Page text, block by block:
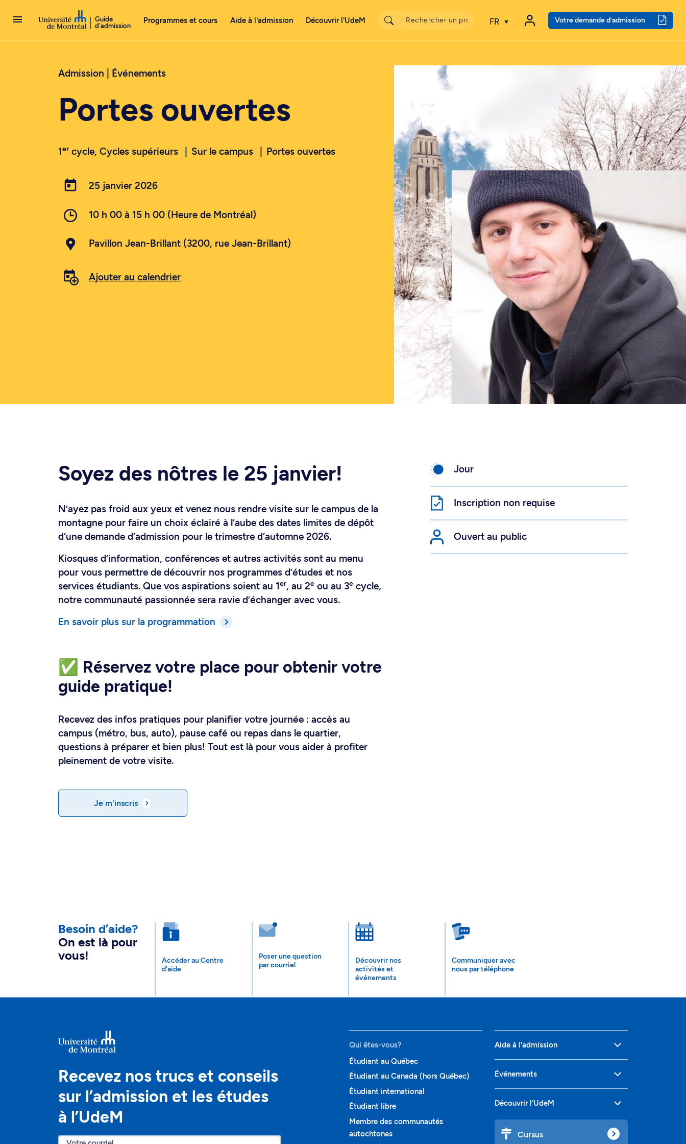
Guide
d'admission
Programmes et cours Aide à l'admission Découvrir l'UdeM FR Votre demande d’admission
Admission | Événements
Portes ouvertes
1er cycle, Cycles supérieurs Sur le campus Portes ouvertes
25 janvier 2026
10 h 00 à 15 h 00 (Heure de Montréal)
Pavillon Jean-Brillant (3200, rue Jean-Brillant)
Ajouter au calendrier
Jour
Inscription non requise
Ouvert au public
Soyez des nôtres le 25 janvier!
N’ayez pas froid aux yeux et venez nous rendre visite sur le campus de la
montagne pour faire un choix éclairé à l’aube des dates limites de dépôt
d’une demande d’admission pour le trimestre d’automne 2026.
Kiosques d’information, conférences et autres activités sont au menu
pour vous permettre de découvrir nos programmes d’études et nos
services étudiants. Que vos aspirations soient au 1er, au 2e ou au 3e cycle,
notre communauté passionnée sera ravie d’échanger avec vous.
En savoir plus sur la programmation
✅ Réservez votre place pour obtenir votre
guide pratique!
Recevez des infos pratiques pour planifier votre journée : accès au
campus (métro, bus, auto), pause café ou repas dans le quartier,
questions à préparer et bien plus! Tout est là pour vous aider à profiter
pleinement de votre visite.
Je m'inscris
Besoin d’aide?
On est là pour
vous!
Accéder au Centre
d'aide
Poser une question
par courriel
Découvrir nos
activités et
événements
Communiquer avec
nous par téléphone
Recevez nos trucs et conseils
sur l’admission et les études
à l’UdeM
Qui êtes-vous?
Étudiant au Québec
Étudiant au Canada (hors Québec)
Étudiant international
Étudiant libre
Membre des communautés
autochtones
Aide à l'admission
Événements
Découvrir l'UdeM
Cursus